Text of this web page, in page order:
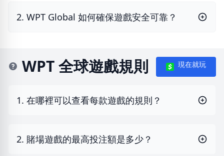
2. WPT Global 如何確保遊戲安全可靠？
WPT 全球遊戲規則 現在就玩
1. 在哪裡可以查看每款遊戲的規則？
2. 賭場遊戲的最高投注額是多少？